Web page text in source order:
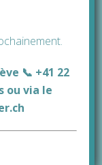
📞 +41 22
ou via le